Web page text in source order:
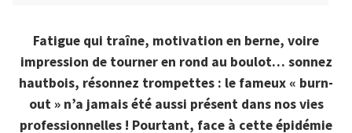
Fatigue qui traîne, motivation en berne, voire
impression de tourner en rond au boulot… sonnez
hautbois, résonnez trompettes : le fameux « burn-
out » n’a jamais été aussi présent dans nos vies
professionnelles ! Pourtant, face à cette épidémie